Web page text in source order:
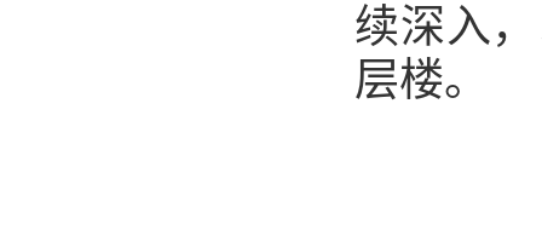
续深入
层楼。